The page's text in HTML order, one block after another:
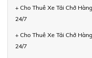
+ Cho Thuê Xe Tải Chở
24/7
+ Cho Thuê Xe Tải Chở
24/7